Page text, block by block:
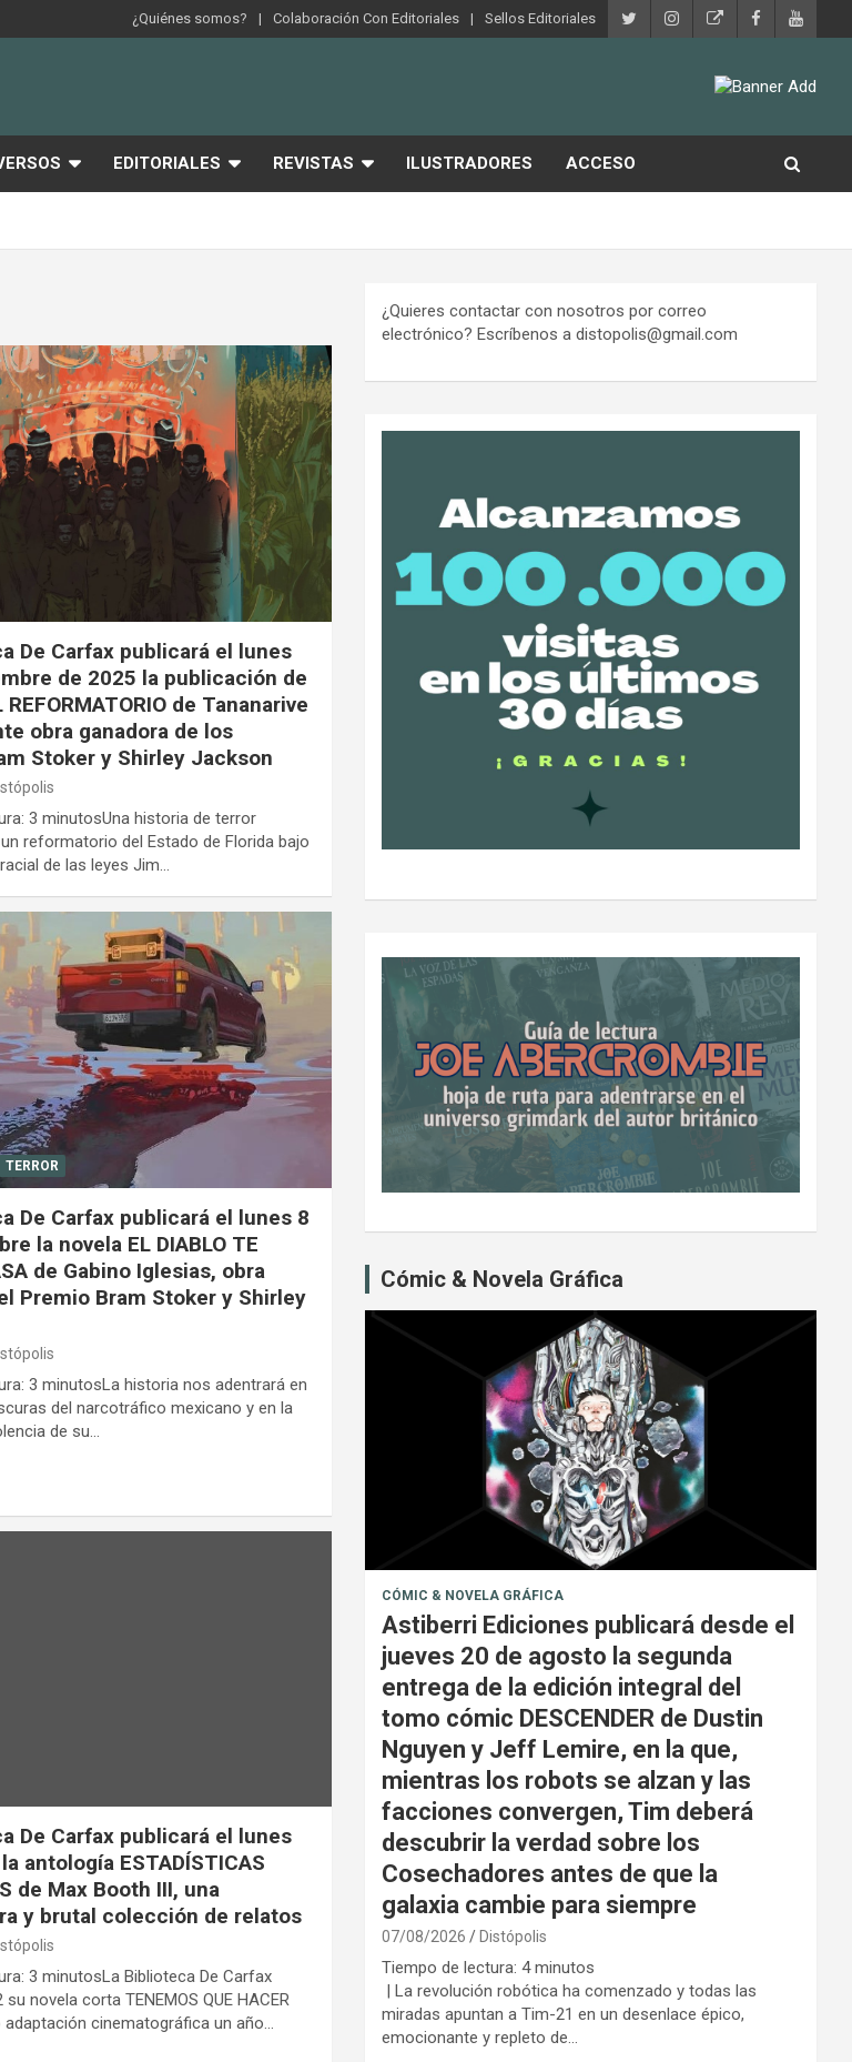
¿Quiénes somos? Colaboración Con Editoriales Sellos Editoriales
EDITORIALES REVISTAS ILUSTRADORES ACCESO
De Carfax publicará el lunes
de 2025 la publicación de
REFORMATORIO de Tananarive
obra ganadora de los
Stoker y Shirley Jackson
3 minutosUna historia de terror
reformatorio del Estado de Florida bajo
de las leyes Jim…
TERROR
De Carfax publicará el lunes 8
la novela EL DIABLO TE
de Gabino Iglesias, obra
Premio Bram Stoker y Shirley
3 minutosLa historia nos adentrará en
del narcotráfico mexicano y en la
de su…
De Carfax publicará el lunes
antología ESTADÍSTICAS
de Max Booth III, una
y brutal colección de relatos
3 minutosLa Biblioteca De Carfax
novela corta TENEMOS QUE HACER
adaptación cinematográfica un año…
¿Quieres contactar con nosotros por correo
electrónico? Escríbenos a distopolis@gmail.com
Cómic & Novela Gráfica
CÓMIC & NOVELA GRÁFICA
Astiberri Ediciones publicará desde el
jueves 20 de agosto la segunda
entrega de la edición integral del
tomo cómic DESCENDER de Dustin
Nguyen y Jeff Lemire, en la que,
mientras los robots se alzan y las
facciones convergen, Tim deberá
descubrir la verdad sobre los
Cosechadores antes de que la
galaxia cambie para siempre
07/08/2026 Distópolis
Tiempo de lectura: 4 minutos
| La revolución robótica ha comenzado y todas las
miradas apuntan a Tim-21 en un desenlace épico,
emocionante y repleto de…